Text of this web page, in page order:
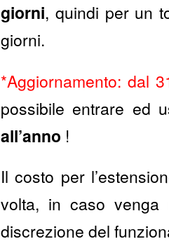
giorni, quindi per un
giorni.
*Aggiornamento: dal
possibile entrare ed
all’anno !
Il costo per
volta, in caso venga
discrezione del